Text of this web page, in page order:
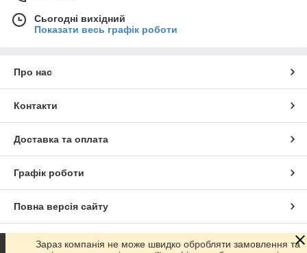
Сьогодні вихідний
Показати весь графік роботи
Про нас
Контакти
Доставка та оплата
Графік роботи
Повна версія сайту
Сайт створено на маркетплейсі Prom.ua
Зараз компанія не може швидко обробляти замовлення та